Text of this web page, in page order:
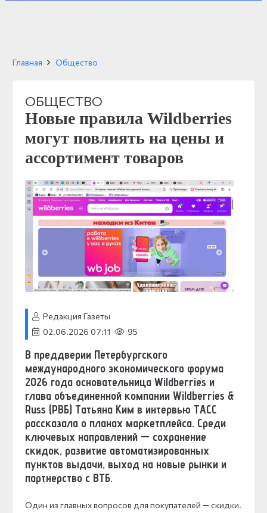
Главная Общество
ОБЩЕСТВО
Новые правила Wildberries
могут повлиять на цены и
ассортимент товаров
Редакция Газеты
02.06.2026 07:11
95
В преддверии Петербургского
международного экономического форума
2026 года основательница Wildberries и
глава объединенной компании Wildberries &
Russ (РВБ) Татьяна Ким в интервью ТАСС
рассказала о планах маркетплейса. Среди
ключевых направлений — сохранение
скидок, развитие автоматизированных
пунктов выдачи, выход на новые рынки и
партнерство с ВТБ.
Один из главных вопросов для покупателей — скидки.